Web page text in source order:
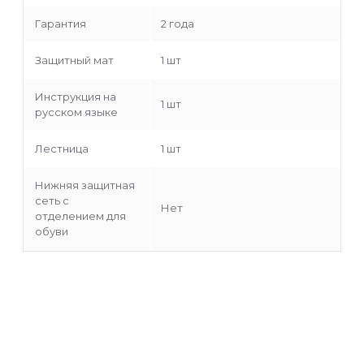
Гарантия 2 года
Защитный мат 1 шт
Инструкция на
русском языке
1 шт
Лестница 1 шт
Нижняя защитная
сеть с
отделением для
обуви
Нет